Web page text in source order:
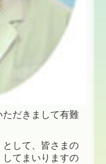
だきまして有難
して、皆さまの
てまいりますの